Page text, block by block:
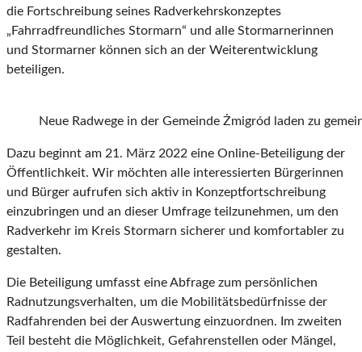
die Fortschreibung seines Radverkehrskonzeptes
„Fahrradfreundliches Stormarn“ und alle Stormarnerinnen
und Stormarner können sich an der Weiterentwicklung
beteiligen.
Neue Radwege in der Gemeinde Żmigród laden zu
Dazu beginnt am 21. März 2022 eine Online-Beteiligung der
Öffentlichkeit. Wir möchten alle interessierten Bürgerinnen
und Bürger aufrufen sich aktiv in Konzeptfortschreibung
einzubringen und an dieser Umfrage teilzunehmen, um den
Radverkehr im Kreis Stormarn sicherer und komfortabler zu
gestalten.
Die Beteiligung umfasst eine Abfrage zum persönlichen
Radnutzungsverhalten, um die Mobilitätsbedürfnisse der
Radfahrenden bei der Auswertung einzuordnen. Im zweiten
Teil besteht die Möglichkeit, Gefahrenstellen oder Mängel,